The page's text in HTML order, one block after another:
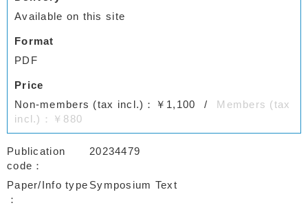
Available on this site
Format
PDF
Price
Non-members (tax incl.)：￥1,100
Members (tax
incl.)：￥880
Publication
code
20234479
Paper/Info type Symposium Text